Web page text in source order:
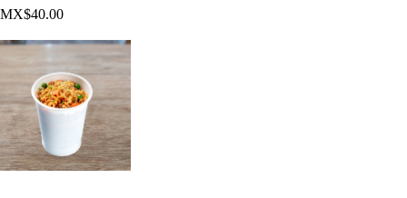
MX$40.00